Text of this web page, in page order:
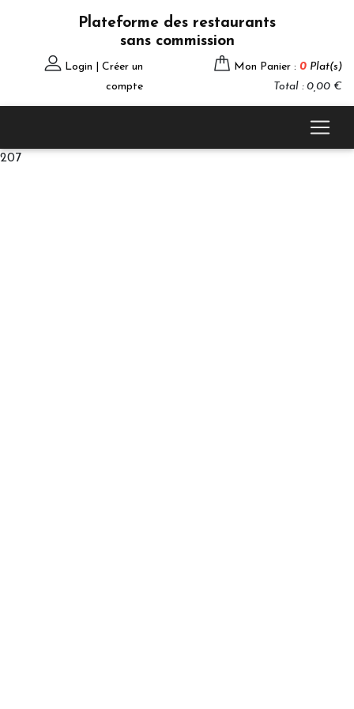
Plateforme des restaurants
sans commission
Login | Créer un
compte
Mon Panier : 0 Plat(s)
Total : 0,00 €
207